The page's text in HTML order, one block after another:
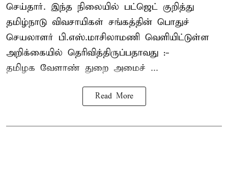
செய்தார். இந்த நிலையில் பட்ஜெட் குறித்து
தமிழ்நாடு விவசாயிகள் சங்கத்தின் பொதுச்
செயலாளர் பி.எஸ்.மாசிலாமணி வெளியிட்டுள்ள
அறிக்கையில் தெரிவித்திருப்பதாவது :-
தமிழக வேளாண் துறை அமைச் ...
Read More